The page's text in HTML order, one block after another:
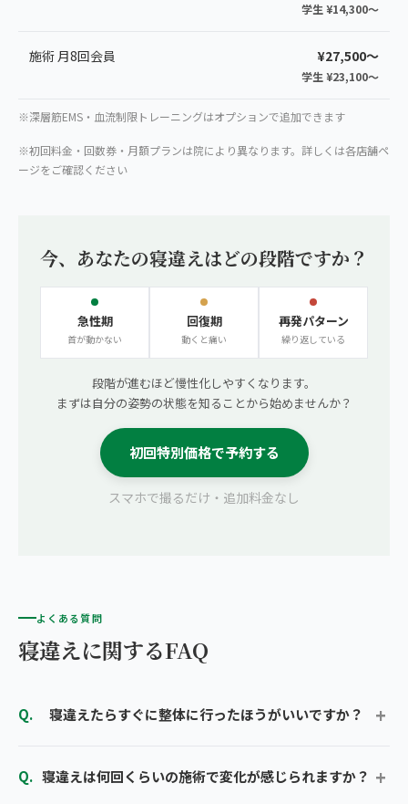
学生 ¥14,300〜
施術 月8回会員 ¥27,500〜
学生 ¥23,100〜
※深層筋EMS・血流制限トレーニングはオプションで追加できます
※初回料金・回数券・月額プランは院により異なります。詳しくは各店舗ペ
ージをご確認ください
今、あなたの寝違えはどの段階ですか？
急性期
首が動かない
回復期
動くと痛い
再発パターン
繰り返している
段階が進むほど慢性化しやすくなります。
まずは自分の姿勢の状態を知ることから始めませんか？
初回特別価格で予約する
スマホで撮るだけ・追加料金なし
よくある質問
寝違えに関するFAQ
寝違えたらすぐに整体に行ったほうがいいですか？
寝違えは何回くらいの施術で変化が感じられますか？